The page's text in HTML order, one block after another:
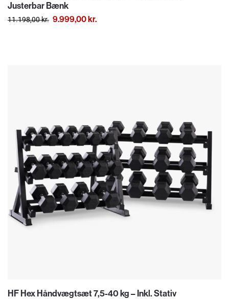
Justerbar Bænk
11.198,00kr. 9.999,00kr.
HF Hex Håndvægtsæt 7,5-40 kg – Inkl. Stativ